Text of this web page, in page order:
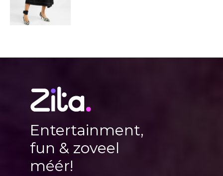
Entertainment,
fun & zoveel
méér!